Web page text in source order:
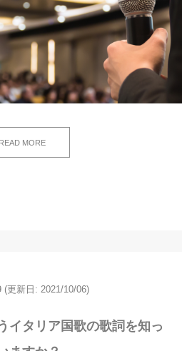
READ MORE
(更新日: 2021/10/06)
イタリア国歌の歌詞を知っ